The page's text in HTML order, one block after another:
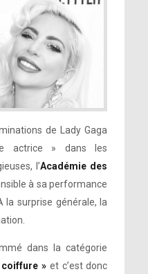
de Lady Gaga
actrice » dans les
l’Académie des
à sa performance
la surprise générale, la
dans la catégorie
»et c’est donc